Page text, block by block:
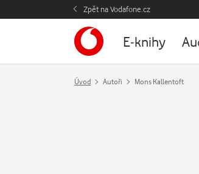
Zpět na Vodafone.cz
E-knihy
Úvod Autoři Mons Kallentoft